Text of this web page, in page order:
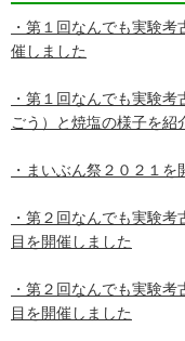
・第１回なんでも実験
催しました
・第１回なんでも実験
ごう）と焼塩の様子を紹
・まいぶん祭２０２１を
・第２回なんでも実験
目を開催しました
・第２回なんでも実験
目を開催しました